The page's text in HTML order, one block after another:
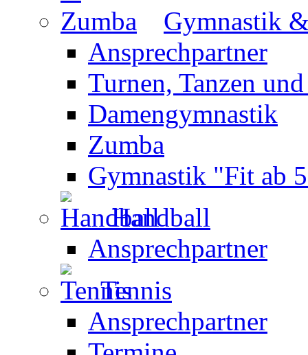
Gymnastik
Ansprechpartner
Turnen, Tanzen
Damengymnastik
Zumba
Gymnastik "Fit ab
Handball
Ansprechpartner
Tennis
Ansprechpartner